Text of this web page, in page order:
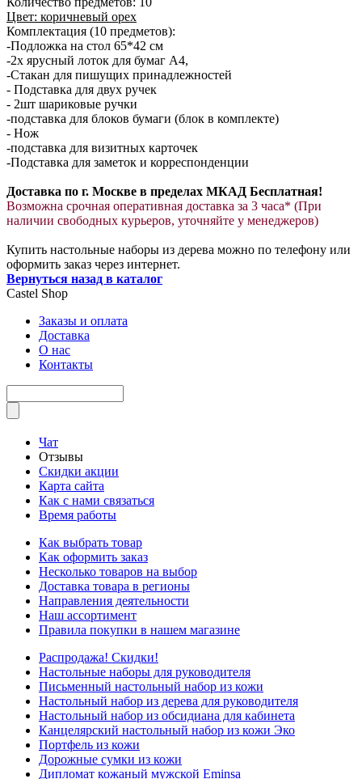
Цвет: коричневый орех
Комплектация (10 предметов):
-Подложка на стол 65*42 см
-2х ярусный лоток для бумаг А4,
-Стакан для пишущих принадлежностей
- Подставка для двух ручек
- 2шт шариковые ручки
-подставка для блоков бумаги (блок в комплекте)
- Нож
-подставка для визитных карточек
-Подставка для заметок и корреспонденции
Доставка по г. Москве в пределах МКАД Бесплатная!
Возможна срочная оперативная доставка за 3 часа* (При
наличии свободных курьеров, уточняйте у менеджеров)
Купить настольные наборы из дерева можно по телефону или
оформить заказ через интернет.
Вернуться назад в каталог
Castel Shop
Заказы и оплата
Доставка
О нас
Контакты
Чат
Отзывы
Скидки акции
Карта сайта
Как с нами связаться
Время работы
Как выбрать товар
Как оформить заказ
Несколько товаров на выбор
Доставка товара в регионы
Направления деятельности
Наш ассортимент
Правила покупки в нашем магазине
Распродажа! Скидки!
Настольные наборы для руководителя
Письменный настольный набор из кожи
Настольный набор из дерева для руководителя
Настольный набор из обсидиана для кабинета
Канцелярский настольный набор из кожи Эко
Портфель из кожи
Дорожные сумки из кожи
Дипломат кожаный мужской Eminsa